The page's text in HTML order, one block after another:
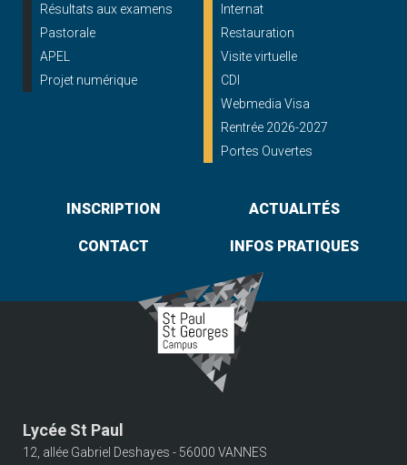
Résultats aux examens
Pastorale
APEL
Projet numérique
Internat
Restauration
Visite virtuelle
CDI
Webmedia Visa
Rentrée 2026-2027
Portes Ouvertes
INSCRIPTION ACTUALITÉS
CONTACT INFOS PRATIQUES
Lycée St Paul
12, allée Gabriel Deshayes - 56000 VANNES